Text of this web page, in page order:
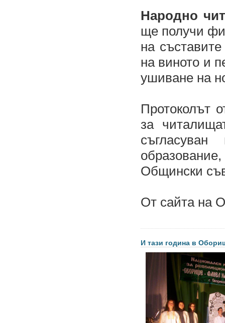
Народно
ще получи
на
на виното и
ушиване на
Протоколът
за
Общински
От сайта на
И тази година в